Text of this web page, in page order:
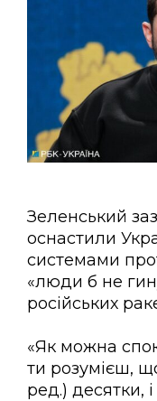
Зеленський
оснастили
системами
«люди б не
російських
«Як можна
ти розумієш,
ред.) десятки,